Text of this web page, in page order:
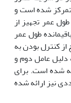
شده است و
عمر تجهیز از
طول عمر
کنترل بودن به
دلیل عامل دوم و
شده است. برای
نیز ارائه شده